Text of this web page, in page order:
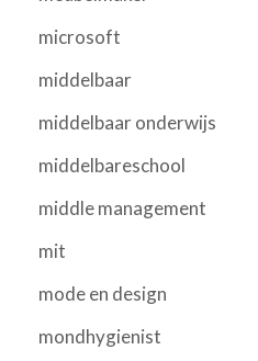
microsoft
middelbaar
middelbaar onderwijs
middelbareschool
middle management
mit
mode en design
mondhygienist